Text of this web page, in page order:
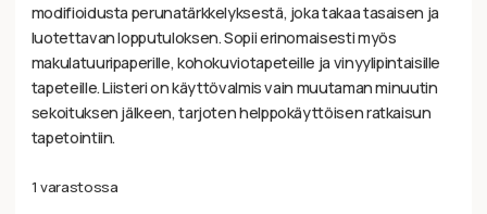
modifioidusta perunatärkkelyksestä, joka takaa tasaisen ja
luotettavan lopputuloksen. Sopii erinomaisesti myös
makulatuuripaperille, kohokuviotapeteille ja vinyylipintaisille
tapeteille. Liisteri on käyttövalmis vain muutaman minuutin
sekoituksen jälkeen, tarjoten helppokäyttöisen ratkaisun
tapetointiin.
1 varastossa